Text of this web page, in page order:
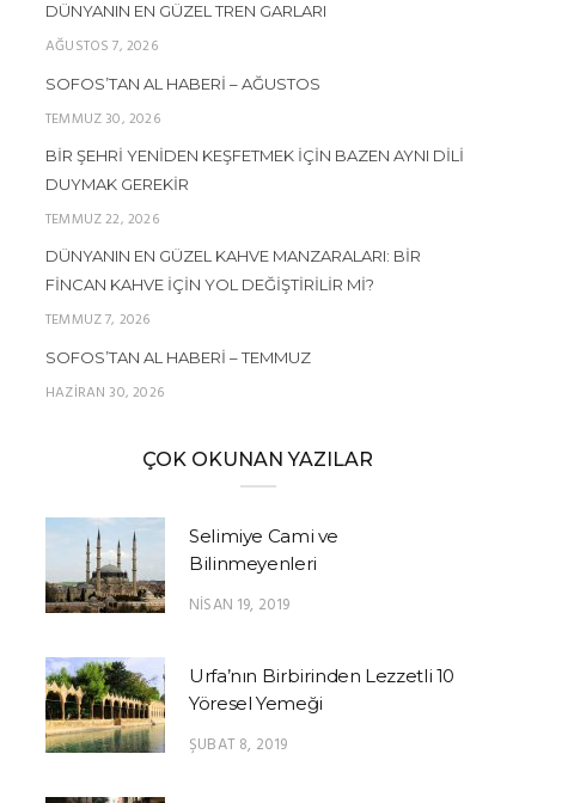
DÜNYANIN EN GÜZEL TREN GARLARI
AĞUSTOS 7, 2026
SOFOS’TAN AL HABERI – AĞUSTOS
TEMMUZ 30, 2026
BIR ŞEHRI YENIDEN KEŞFETMEK İÇIN BAZEN AYNI DILI
DUYMAK GEREKIR
TEMMUZ 22, 2026
DÜNYANIN EN GÜZEL KAHVE MANZARALARI: BIR
FINCAN KAHVE İÇIN YOL DEĞIŞTIRILIR MI?
TEMMUZ 7, 2026
SOFOS’TAN AL HABERI – TEMMUZ
HAZIRAN 30, 2026
ÇOK OKUNAN YAZILAR
Selimiye Cami ve
Bilinmeyenleri
NISAN 19, 2019
Urfa’nın Birbirinden Lezzetli 10
Yöresel Yemeği
ŞUBAT 8, 2019